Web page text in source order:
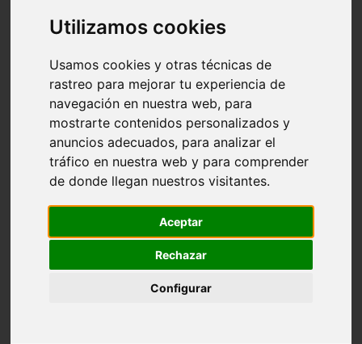
Utilizamos cookies
Usamos cookies y otras técnicas de
rastreo para mejorar tu experiencia de
navegación en nuestra web, para
mostrarte contenidos personalizados y
anuncios adecuados, para analizar el
tráfico en nuestra web y para comprender
de donde llegan nuestros visitantes.
Aceptar
Rechazar
Configurar
Cantabria - suances
Sevilla - bormujos
Málaga - júzcar
Huesca - alquézar
Huesca - castejón-de-sos
Lleida - alt-àneu
Córdoba - almedinilla
Navarra - zangoza
Cantabria - arenas-de-iguña
Barcelona - la-pobla-de-lillet
Murcia - cartagena
Madrid - nuevo-baztán